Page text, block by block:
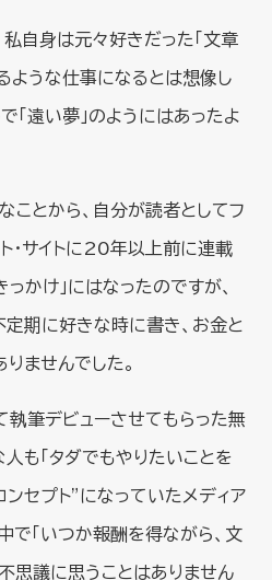
自身は元々好きだった「文章
ような仕事になるとは想像し
「遠い夢」のようにはあったよ
ことから、自分が読者としてフ
・サイトに20年以上前に連載
っかけ」にはなったのですが、
定期に好きな時に書き、お金と
ませんでした。
執筆デビューさせてもらった無
も「タダでもやりたいことを
ンセプト”になっていたメディア
で「いつか報酬を得ながら、文
思議に思うことはありません